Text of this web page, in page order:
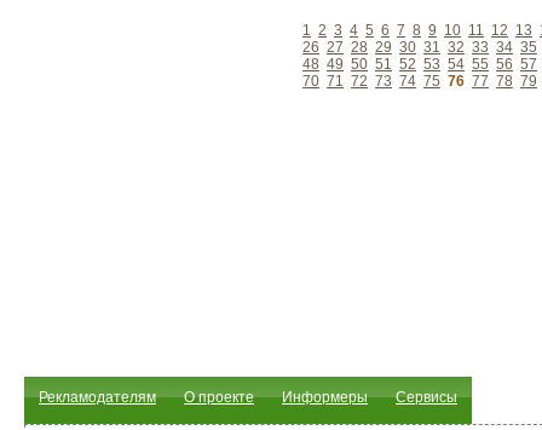
1 2 3 4 5 6 7 8 9 10 11 12 13
26 27 28 29 30 31 32 33 34 35
48 49 50 51 52 53 54 55 56 57
70 71 72 73 74 75 76 77 78 79
Рекламодателям О проекте Информеры Сервисы